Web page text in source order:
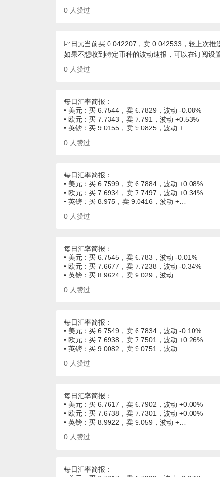
0 人赞过
📈日元当前买 0.042207，卖 0.042533，较上次推
如果不想收到特定币种的波动速报，可以在订阅设
0 人赞过
每日汇率简报：
• 美元：买 6.7544，卖 6.7829，波动 -0.08%
• 欧元：买 7.7343，卖 7.791，波动 +0.53%
• 英镑：买 9.0155，卖 9.0825，波动 +…
0 人赞过
每日汇率简报：
• 美元：买 6.7599，卖 6.7884，波动 +0.08%
• 欧元：买 7.6934，卖 7.7497，波动 +0.34%
• 英镑：买 8.975，卖 9.0416，波动 +…
0 人赞过
每日汇率简报：
• 美元：买 6.7545，卖 6.783，波动 -0.01%
• 欧元：买 7.6677，卖 7.7238，波动 -0.34%
• 英镑：买 8.9624，卖 9.029，波动 -…
0 人赞过
每日汇率简报：
• 美元：买 6.7549，卖 6.7834，波动 -0.10%
• 欧元：买 7.6938，卖 7.7501，波动 +0.26%
• 英镑：买 9.0082，卖 9.0751，波动…
0 人赞过
每日汇率简报：
• 美元：买 6.7617，卖 6.7902，波动 +0.00%
• 欧元：买 7.6738，卖 7.7301，波动 +0.00%
• 英镑：买 8.9922，卖 9.059，波动 +…
0 人赞过
每日汇率简报：